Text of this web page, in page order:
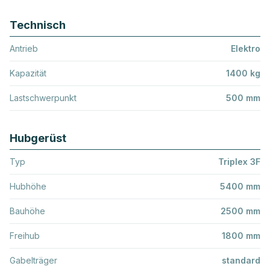
Technisch
Antrieb Elektro
Kapazität 1400 kg
Lastschwerpunkt 500 mm
Hubgerüst
Typ Triplex 3F
Hubhöhe 5400 mm
Bauhöhe 2500 mm
Freihub 1800 mm
Gabelträger standard